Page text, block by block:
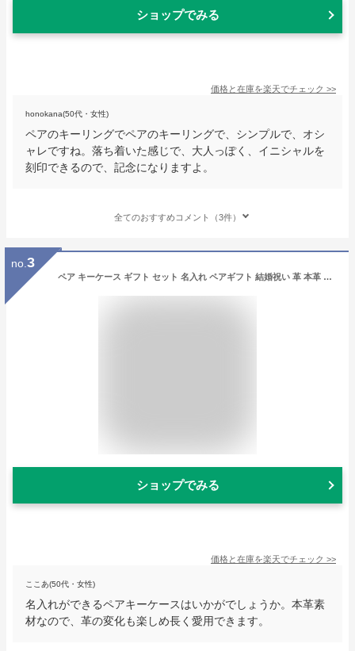
ショップでみる
価格と在庫を楽天でチェック >>
honokana(50代・女性)
ペアのキーリングでペアのキーリングで、シンプルで、オシ
ャレですね。落ち着いた感じで、大人っぽく、イニシャルを
刻印できるので、記念になりますよ。
全てのおすすめコメント（3件）
no. 3
ペア キーケース ギフト セット 名入れ ペアギフト 結婚祝い 革 本革 メンズ レディース スマートキーケース レザー カップル 記念日 結婚記念日 誕生日プレゼント 男性 女性 母 父 夫 両親 誕生日 プレゼント 還暦祝い コンパクト お揃い お返し おしゃれ 夫婦
ショップでみる
価格と在庫を楽天でチェック >>
ここあ(50代・女性)
名入れができるペアキーケースはいかがでしょうか。本革素
材なので、革の変化も楽しめ長く愛用できます。